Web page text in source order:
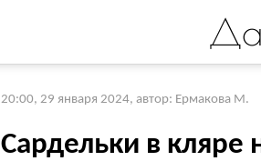
20:00, 29 января 2024, автор: Ермакова М.
Сардельки в кляре